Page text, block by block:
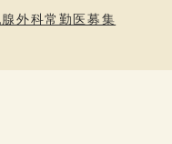
外科常勤医募集